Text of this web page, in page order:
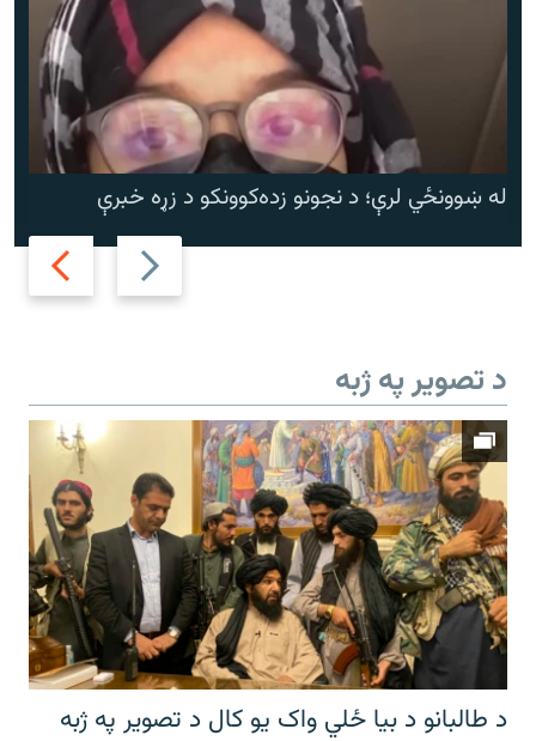
Previous
slide
Next
slide
له ښوونځي لرې؛ د نجونو زده‌کوونکو د زړه خبرې
د تصویر په ژبه
د طالبانو د بیا ځلي واک یو کال د تصویر په ژبه